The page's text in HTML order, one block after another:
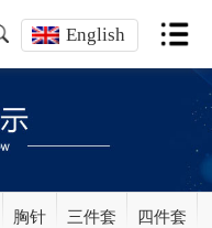
English
胸针 三件套 四件套